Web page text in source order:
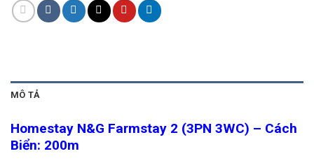
MÔ TẢ
Homestay N&G Farmstay 2 (3PN 3WC) – Cách
Biển: 200m